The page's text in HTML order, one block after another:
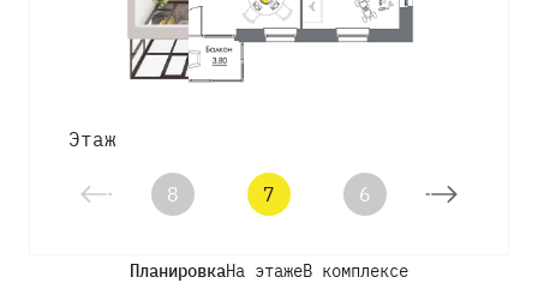
Этаж
8 7 6 5
ПланировкаНа этажеВ комплексе